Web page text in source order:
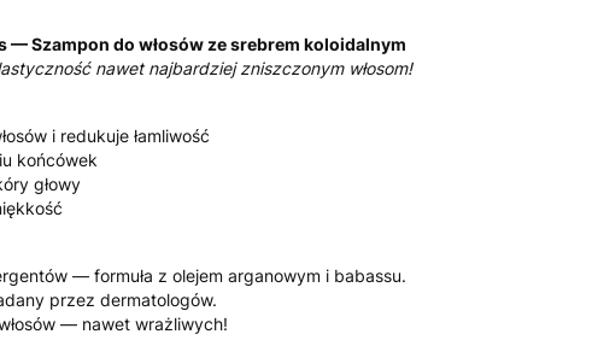
— Szampon do włosów ze srebrem koloidalnym
nawet najbardziej zniszczonym włosom!
i redukuje łamliwość
końcówek
głowy
— formuła z olejem arganowym i babassu.
przez dermatologów.
— nawet wrażliwych!